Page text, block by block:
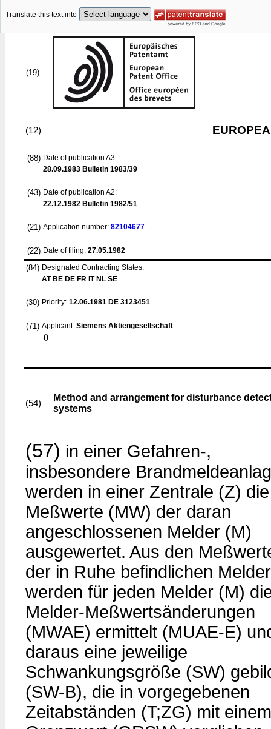
Translate this text into
(19)
(12)
(88) Date of publication A3:
28.09.1983 Bulletin 1983/39
(43) Date of publication A2:
22.12.1982 Bulletin 1982/51
(21) Application number: 82104677
(22) Date of filing: 27.05.1982
(84) Designated Contracting States:
AT BE DE FR IT NL SE
(30) Priority: 12.06.1981 DE 3123451
(71) Applicant: Siemens Aktiengesellschaft
()
(54)
Method and arrangement for disturbance
systems
(57) in einer Gefahren-,
insbesondere
werden in einer Zentrale (Z) die
Meßwerte (MW) der daran
angeschlossenen Melder (M)
ausgewertet. Aus den
der in Ruhe befindlichen Melder
werden für jeden Melder (M)
Melder-Meßwertsänderungen
(MWAE) ermittelt (MUAE-E)
daraus eine jeweilige
Schwankungsgröße (SW)
(SW-B), die in vorgegebenen
Zeitabständen (T;ZG) mit einem